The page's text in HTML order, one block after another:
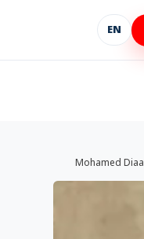
EN
Mohamed Diaa